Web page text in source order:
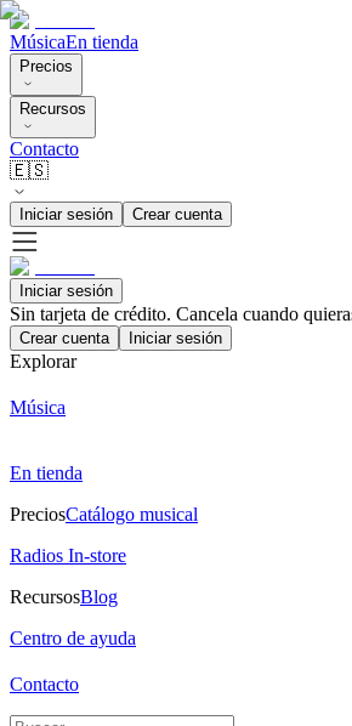
MúsicaEn tienda
Precios
Recursos
Contacto
🇪🇸
Iniciar sesión Crear cuenta
Iniciar sesión
Sin tarjeta de crédito. Cancela cuando
Crear cuenta Iniciar sesión
Explorar
Música
En tienda
PreciosCatálogo musical
Radios In-store
RecursosBlog
Centro de ayuda
Contacto